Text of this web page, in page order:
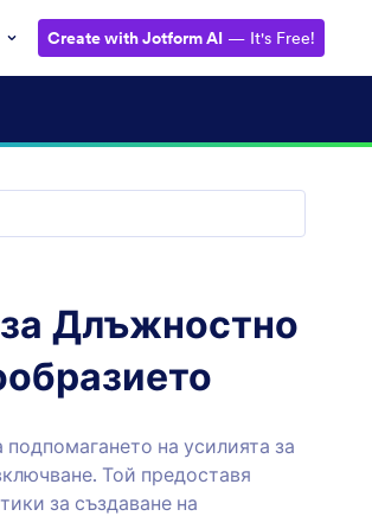
Create with Jotform AI — It's Free!
Длъжностно
подпомагането на усилията за
Той предоставя
за създаване на